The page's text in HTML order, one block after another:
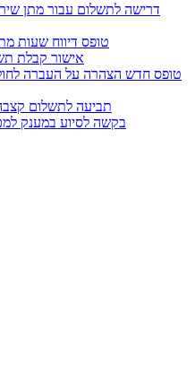
2356 – טופס דיווח
2357 – אישור
266 – תביעה לתשלום
267 – בקשה לסיוע